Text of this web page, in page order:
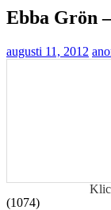
Ebba Grön
augusti 11, 2012
(1074)